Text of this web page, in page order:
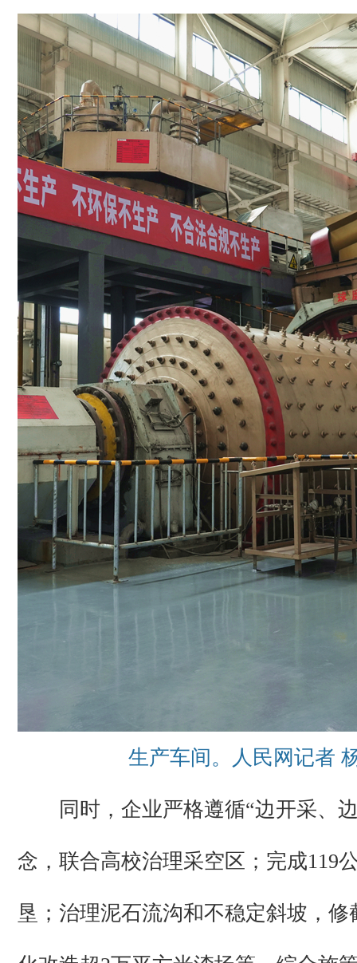
生产车间。人民网记者
同时，企业严格遵循“边开采、
念，联合高校治理采空区；完成119
垦；治理泥石流沟和不稳定斜坡，修